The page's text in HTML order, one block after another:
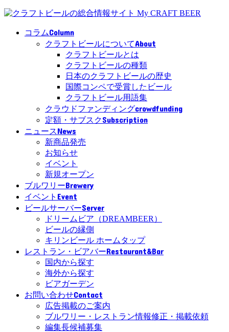
コラムColumn
クラフトビールについてAbout
クラフトビールとは
クラフトビールの種類
日本のクラフトビールの歴史
国際コンペで受賞したビール
クラフトビール用語集
クラウドファンディングcrowdfunding
定額・サブスクSubscription
ニュースNews
新商品発売
お知らせ
イベント
新規オープン
ブルワリーBrewery
イベント Event
ビールサーバーServer
ドリームビア（DREAMBEER）
ビールの縁側
キリンビール ホームタップ
レストラン・ビアバーRestaurant&Bar
国内から探す
海外から探す
ビアガーデン
お問い合わせContact
広告掲載のご案内
ブルワリー・レストラン情報修正・掲載依頼
編集長候補募集